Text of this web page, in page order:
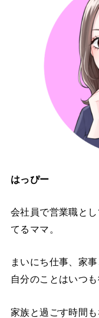
はっぴー
会社員で営業職と
てるママ。
まいにち仕事、家
自分のことはいつも
家族と過ごす時間も